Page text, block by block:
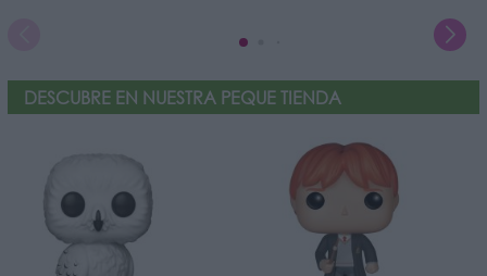
DESCUBRE EN NUESTRA PEQUE TIENDA